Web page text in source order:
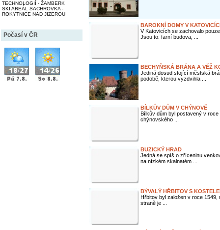
TECHNOLOGIÍ - ŽAMBERK
SKI AREÁL SACHROVKA -
ROKYTNICE NAD JIZEROU
Počasí v ČR
BAROKNÍ DOMY V
V Katovicích se zachovalo
Jsou to: farní budova, ...
BECHYŇSKÁ BRÁNA A VĚŽ
Jediná dosud stojící městská
podobě, kterou vyzdvihla ...
BÍLKŮV DŮM V CHÝNOVĚ
Bílkův dům byl postavený v
chýnovského ...
BUZICKÝ HRAD
Jedná se spíš o zříceninu
na nízkém skalnatém ...
BÝVALÝ HŘBITOV S
Hřbitov byl založen v roce
straně je ...